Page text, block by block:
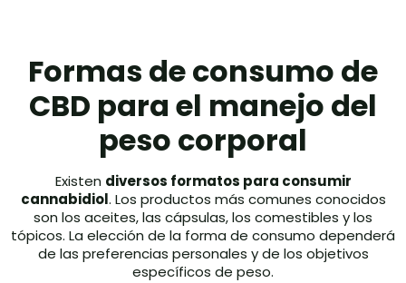
Formas de consumo de
CBD para el manejo del
peso corporal
Existen diversos formatos para consumir
cannabidiol. Los productos más comunes conocidos
son los aceites, las cápsulas, los comestibles y los
tópicos. La elección de la forma de consumo dependerá
de las preferencias personales y de los objetivos
específicos de peso.